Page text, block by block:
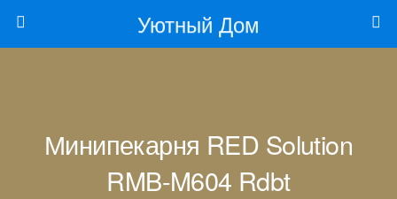
Уютный Дом
Минипекарня RED Solution
RMB-M604 Rdbt